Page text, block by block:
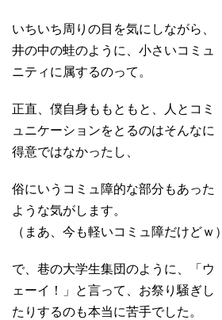
いちいち周りの目を気にしながら、
井の中の蛙のように、小さいコミュ
ニティに属するのって。
正直、僕自身ももともと、人とコミ
ュニケーションをとるのはそんなに
得意ではなかったし、
俗にいうコミュ障的な部分もあった
ような気がします。
（まあ、今も軽いコミュ障だけどｗ）
で、巷の大学生集団のように、「ウ
ェーイ！」と言って、お祭り騒ぎし
たりするのも本当に苦手でした。